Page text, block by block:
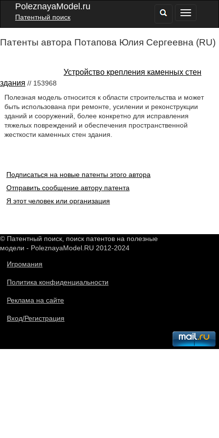
PoleznayaModel.ru
Патентный поиск
Патенты автора Потапова Юлия Сергеевна (RU)
Устройство крепления каменных стен
здания // 153968
Полезная модель относится к области строительства и может
быть использована при ремонте, усилении и реконструкции
зданий и сооружений, более конкретно для исправления
тяжелых повреждений и обеспечения пространственной
жесткости каменных стен здания.
Подписаться на новые патенты этого автора
Отправить сообщение автору патента
Я этот человек или организация
© Патентный поиск, поиск патентов на полезные
модели - PoleznayaModel.RU 2012-2024
Игромания
Политика конфиденциальности
Реклама на сайте
Вход/Регистрация